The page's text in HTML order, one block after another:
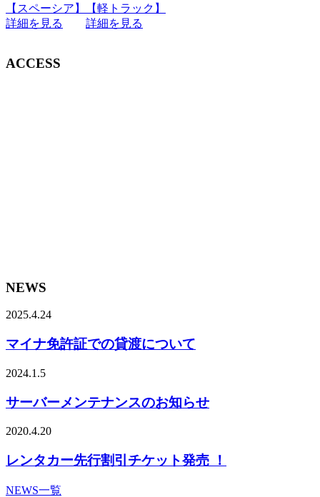
【スペーシア】
詳細を見る
【軽トラック】
詳細を見る
ACCESS
NEWS
2025.4.24
マイナ免許証での貸渡について
2024.1.5
サーバーメンテナンスのお知らせ
2020.4.20
レンタカー先行割引チケット発売 ！
NEWS一覧